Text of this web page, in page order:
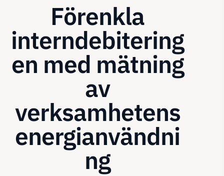
Förenkla
interndebitering
en med mätning
av
verksamhetens
energianvändni
ng